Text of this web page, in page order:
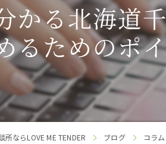
かる北海道
るためのポ
ならLOVE ME TENDER ブログ コラム